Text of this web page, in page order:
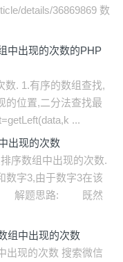
details/36869869 数
中出现的次数的PHP
数. 1.有序的数组查找,
的位置,二分法查找最
...
出现的次数
数组中出现的次数.
数字3,由于数字3在该
4. 解题思路: 既然
组中出现的次数
出现的次数 搜索微信